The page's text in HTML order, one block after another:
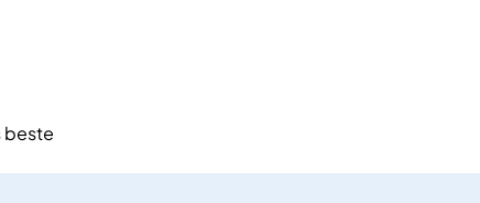
beste